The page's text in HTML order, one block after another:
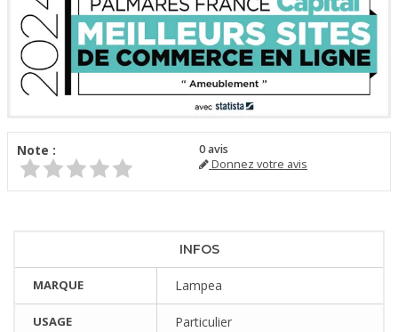
Note : 0avis
Donnez votre avis
INFOS
MARQUE Lampea
USAGE Particulier